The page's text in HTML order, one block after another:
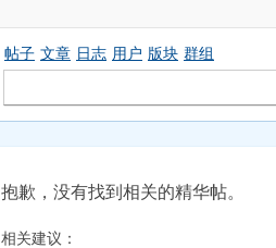
帖子 文章 日志 用户 版块 群组
抱歉，没有找到相关的精华帖。
相关建议：